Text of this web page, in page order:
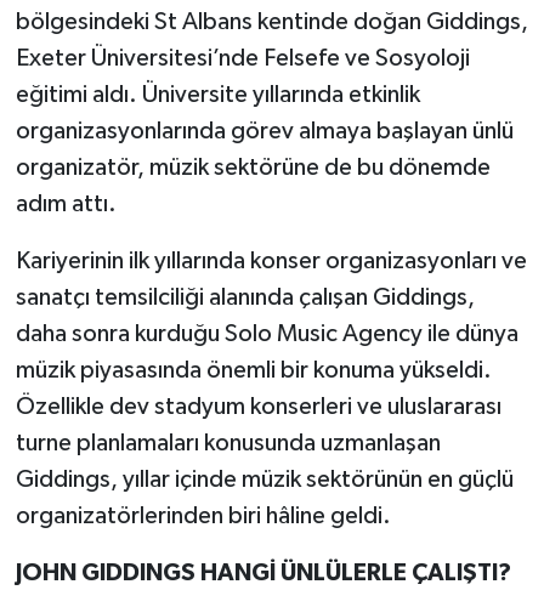
bölgesindeki St Albans kentinde doğan Giddings,
Exeter Üniversitesi’nde Felsefe ve Sosyoloji
eğitimi aldı. Üniversite yıllarında etkinlik
organizasyonlarında görev almaya başlayan ünlü
organizatör, müzik sektörüne de bu dönemde
adım attı.
Kariyerinin ilk yıllarında konser organizasyonları ve
sanatçı temsilciliği alanında çalışan Giddings,
daha sonra kurduğu Solo Music Agency ile dünya
müzik piyasasında önemli bir konuma yükseldi.
Özellikle dev stadyum konserleri ve uluslararası
turne planlamaları konusunda uzmanlaşan
Giddings, yıllar içinde müzik sektörünün en güçlü
organizatörlerinden biri hâline geldi.
JOHN GIDDINGS HANGİ ÜNLÜLERLE ÇALIŞTI?